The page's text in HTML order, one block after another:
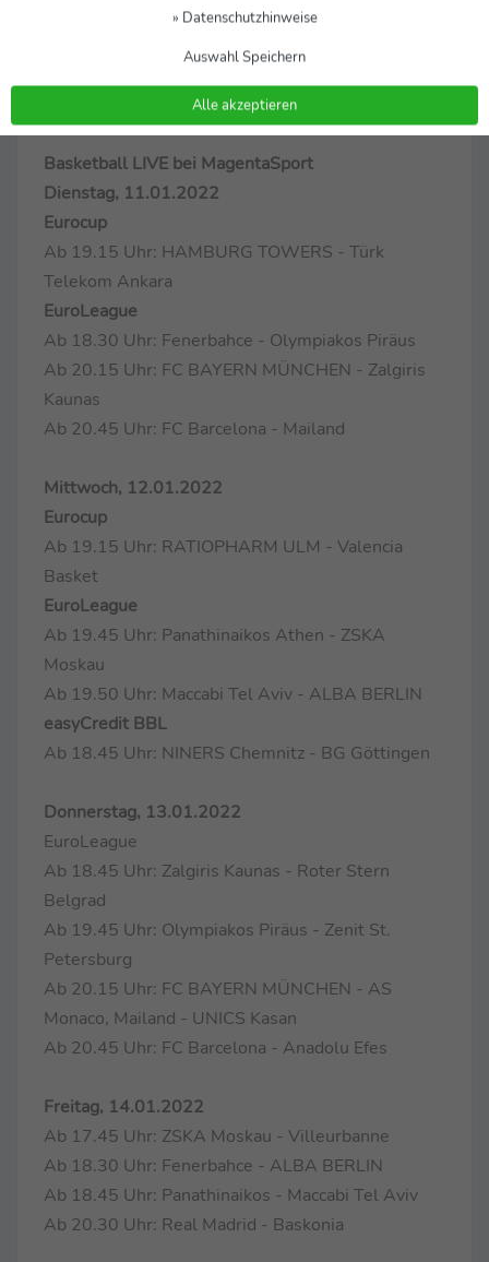
Gießener Wille und Einsatz, was Florian Koch
jedoch egal war: "Ich bin ein bisschen müde über
gewinnen. Das funktioniert so nicht."
Basketball LIVE bei MagentaSport
Dienstag, 11.01.2022
Eurocup
Ab 19.15 Uhr: HAMBURG TOWERS - Türk
Telekom Ankara
EuroLeague
Ab 18.30 Uhr: Fenerbahce - Olympiakos Piräus
Ab 20.15 Uhr: FC BAYERN MÜNCHEN - Zalgiris
Kaunas
Ab 20.45 Uhr: FC Barcelona - Mailand
Mittwoch, 12.01.2022
Eurocup
Ab 19.15 Uhr: RATIOPHARM ULM - Valencia
Basket
EuroLeague
Ab 19.45 Uhr: Panathinaikos Athen - ZSKA
Moskau
Ab 19.50 Uhr: Maccabi Tel Aviv - ALBA BERLIN
easyCredit BBL
Ab 18.45 Uhr: NINERS Chemnitz - BG Göttingen
Donnerstag, 13.01.2022
EuroLeague
Ab 18.45 Uhr: Zalgiris Kaunas - Roter Stern
Belgrad
Ab 19.45 Uhr: Olympiakos Piräus - Zenit St.
Petersburg
Ab 20.15 Uhr: FC BAYERN MÜNCHEN - AS
Monaco, Mailand - UNICS Kasan
Ab 20.45 Uhr: FC Barcelona - Anadolu Efes
Freitag, 14.01.2022
Ab 17.45 Uhr: ZSKA Moskau - Villeurbanne
Ab 18.30 Uhr: Fenerbahce - ALBA BERLIN
Ab 18.45 Uhr: Panathinaikos - Maccabi Tel Aviv
Ab 20.30 Uhr: Real Madrid - Baskonia
» Datenschutzhinweise
Auswahl Speichern
Alle akzeptieren